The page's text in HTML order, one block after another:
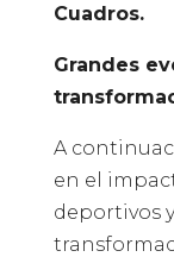
Cuadros.
Grandes
A
en el
deportivos